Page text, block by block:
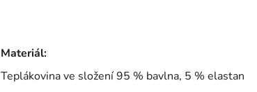
Materiál:
Teplákovina ve složení 95 % bavlna, 5 % elastan